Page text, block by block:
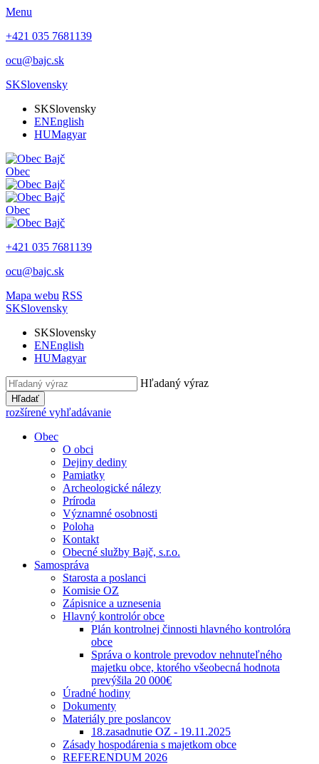
Menu
+421 035 7681139
ocu@bajc.sk
SKSlovensky
SKSlovensky
ENEnglish
HUMagyar
Obec
Obec
+421 035 7681139
ocu@bajc.sk
Mapa webu RSS
SKSlovensky
SKSlovensky
ENEnglish
HUMagyar
Hľadaný výraz
Hľadať
rozšírené vyhľadávanie
Obec
O obci
Dejiny dediny
Pamiatky
Archeologické nálezy
Príroda
Významné osobnosti
Poloha
Kontakt
Obecné služby Bajč, s.r.o.
Samospráva
Starosta a poslanci
Komisie OZ
Zápisnice a uznesenia
Hlavný kontrolór obce
Plán kontrolnej činnosti hlavného kontrolóra
obce
Správa o kontrole prevodov nehnuteľného
majetku obce, ktorého všeobecná hodnota
prevýšila 20 000€
Úradné hodiny
Dokumenty
Materiály pre poslancov
18.zasadnutie OZ - 19.11.2025
Zásady hospodárenia s majetkom obce
REFERENDUM 2026